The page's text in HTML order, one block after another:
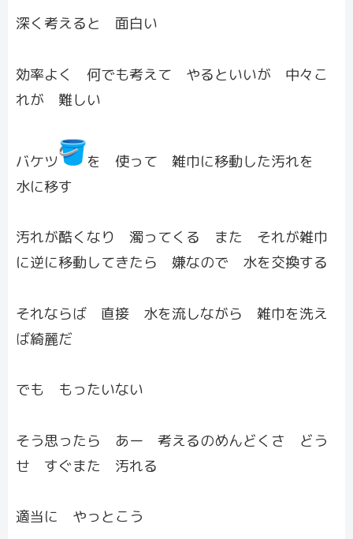
深く考えると 面白い
効率よく 何でも考えて やるといいが 中々こ
れが 難しい
バケツ
を 使って 雑巾に移動した汚れを
水に移す
汚れが酷くなり 濁ってくる また それが雑巾
に逆に移動してきたら 嫌なので 水を交換する
それならば 直接 水を流しながら 雑巾を洗え
ば綺麗だ
でも もったいない
そう思ったら あー 考えるのめんどくさ どう
せ すぐまた 汚れる
適当に やっとこう